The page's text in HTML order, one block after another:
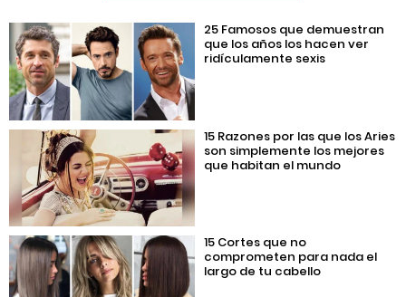
25 Famosos que demuestran
que los años los hacen ver
ridículamente sexis
15 Razones por las que los Aries
son simplemente los mejores
que habitan el mundo
15 Cortes que no
comprometen para nada el
largo de tu cabello